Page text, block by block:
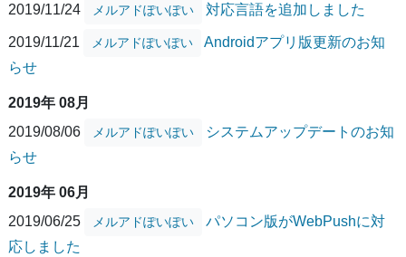
2019/11/24
メルアドぽいぽい 対応言語を追加しました
2019/11/21 メルアドぽいぽい
Androidアプリ版更新のお知
らせ
2019年 08月
2019/08/06
メルアドぽいぽい
システムアップデートのお知
らせ
2019年 06月
2019/06/25
メルアドぽいぽい
パソコン版がWebPushに対
応しました